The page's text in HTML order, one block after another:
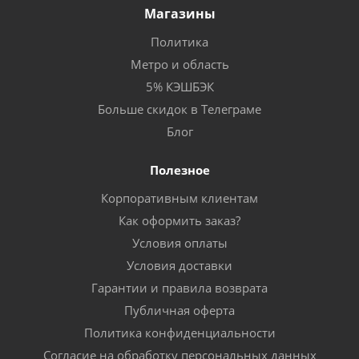
Магазины
Политика
Метро и область
5% КЭШБЭК
Больше скидок в Телеграме
Блог
Полезное
Корпоративным клиентам
Как оформить заказ?
Условия оплаты
Условия доставки
Гарантии и правила возврата
Публичная оферта
Политика конфиденциальности
Согласие на обработку персональных данных